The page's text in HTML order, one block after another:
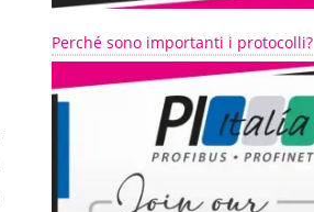
Perché sono importanti i protocolli?